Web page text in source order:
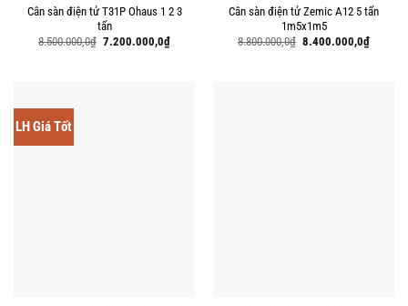
Cân sàn điện tử T31P Ohaus 1 2 3
tấn
8.500.000,0₫ Giá
7.200.000,0₫Giá
hiện
Cân sàn điện tử Zemic A12 5 tấn
1m5x1m5
8.800.000,0₫ Giá
8.400.000,0₫Giá
hiện
LH Giá Tốt